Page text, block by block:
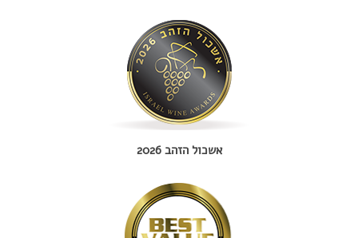
אשכול הזהב 2026